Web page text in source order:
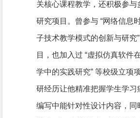
关核心课程教学，还积极参与
研究项目。曾参与 “网络信息
子技术教学模式的创新与研究
目，也加入过 “虚拟仿真软件
学中的实践研究” 等校级立项
研经历让他精准把握学生学习
编写中能针对性设计内容，同